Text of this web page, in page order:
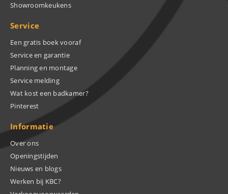
Showroomkeukens
Service
Een gratis boek vooraf
Service en garantie
Planning en montage
Service melding
Wat kost een badkamer?
Pinterest
Informatie
Over ons
Openingstijden
Nieuws en blogs
Werken bij KBC?